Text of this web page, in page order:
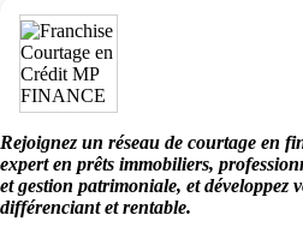
Rejoignez un réseau de courtage en
expert en prêts immobiliers,
et gestion patrimoniale, et développez
différenciant et rentable.